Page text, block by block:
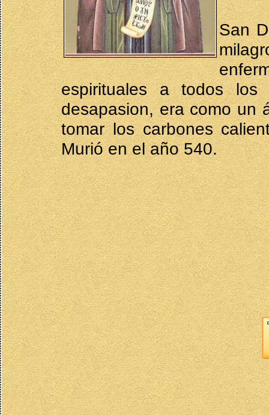
San
espirituales a todos
desapasion, era como un
tomar los carbones
Murió en el año 540.